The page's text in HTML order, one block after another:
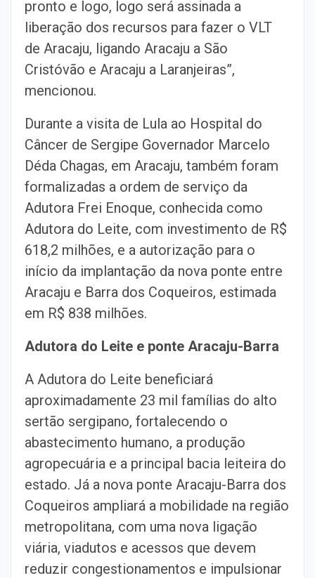
pronto e logo, logo será assinada a
liberação dos recursos para fazer o VLT
de Aracaju, ligando Aracaju a São
Cristóvão e Aracaju a Laranjeiras”,
mencionou.
Durante a visita de Lula ao Hospital do
Câncer de Sergipe Governador Marcelo
Déda Chagas, em Aracaju, também foram
formalizadas a ordem de serviço da
Adutora Frei Enoque, conhecida como
Adutora do Leite, com investimento de R$
618,2 milhões, e a autorização para o
início da implantação da nova ponte entre
Aracaju e Barra dos Coqueiros, estimada
em R$ 838 milhões.
Adutora do Leite e ponte Aracaju-Barra
A Adutora do Leite beneficiará
aproximadamente 23 mil famílias do alto
sertão sergipano, fortalecendo o
abastecimento humano, a produção
agropecuária e a principal bacia leiteira do
estado. Já a nova ponte Aracaju-Barra dos
Coqueiros ampliará a mobilidade na região
metropolitana, com uma nova ligação
viária, viadutos e acessos que devem
reduzir congestionamentos e impulsionar